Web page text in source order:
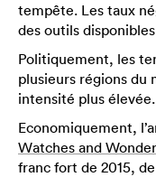
tempête. Les taux
des outils
Politiquement, les
plusieurs régions du
intensité plus élevée.
Economiquement,
Watches and
franc fort de 2015,